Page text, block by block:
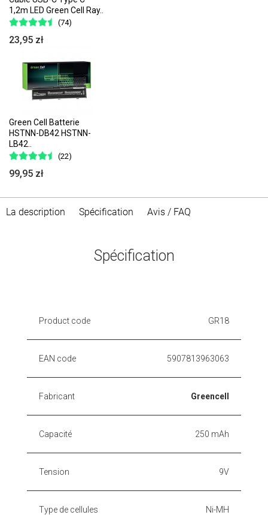
1,2m LED Green Cell Ray..
(74)
23,95 zł
Green Cell Batterie
HSTNN-DB42 HSTNN-
LB42..
(22)
99,95 zł
La description Spécification Avis / FAQ
Spécification
Product code GR18
EAN code 5907813963063
Fabricant Greencell
Capacité 250 mAh
Tension 9V
Type de cellules Ni-MH